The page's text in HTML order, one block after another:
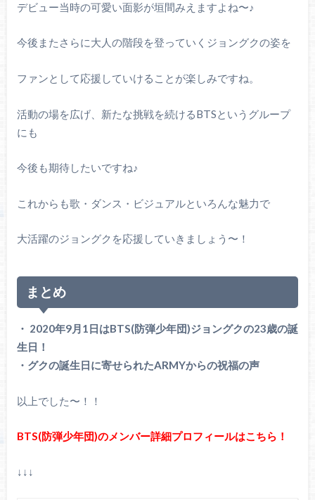
デビュー当時の可愛い面影が垣間みえますよね〜♪
今後またさらに大人の階段を登っていくジョングクの姿を
ファンとして応援していけることが楽しみですね。
活動の場を広げ、新たな挑戦を続けるBTSというグループ
にも
今後も期待したいですね♪
これからも歌・ダンス・ビジュアルといろんな魅力で
大活躍のジョングクを応援していきましょう〜！
まとめ
・ 2020年9月1日はBTS(防弾少年団)ジョングクの23歳の誕
生日！
・グクの誕生日に寄せられたARMYからの祝福の声
以上でした〜！！
BTS(防弾少年団)のメンバー詳細プロフィールはこちら！
↓↓↓